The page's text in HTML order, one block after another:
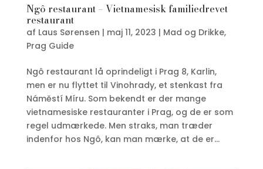
Ngô restaurant – Vietnamesisk familiedrevet
restaurant
af Laus Sørensen | maj 11, 2023 | Mad og Drikke,
Prag Guide
Ngô restaurant lå oprindeligt i Prag 8, Karlin,
men er nu flyttet til Vinohrady, et stenkast fra
Náměstí Míru. Som bekendt er der mange
vietnamesiske restauranter i Prag, og de er som
regel udmærkede. Men straks, man træder
indenfor hos Ngô, kan man mærke, at de er...